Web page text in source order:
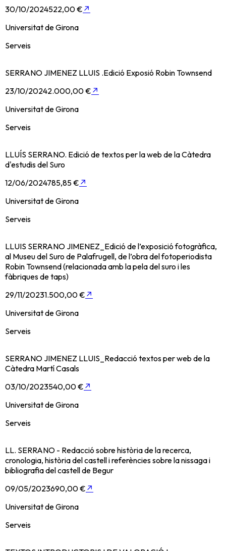
30/10/2024522,00 € ↗
Universitat de Girona
Serveis
SERRANO JIMENEZ LLUIS .Edició Exposió Robin Townsend
23/10/20242.000,00 € ↗
Universitat de Girona
Serveis
LLUÍS SERRANO. Edició de textos per la web de la Càtedra
d'estudis del Suro
12/06/2024785,85 € ↗
Universitat de Girona
Serveis
LLUIS SERRANO JIMENEZ_Edició de l’exposició fotogràfica,
al Museu del Suro de Palafrugell, de l’obra del fotoperiodista
Robin Townsend (relacionada amb la pela del suro i les
fàbriques de taps)
29/11/20231.500,00 € ↗
Universitat de Girona
Serveis
SERRANO JIMENEZ LLUIS_Redacció textos per web de la
Càtedra Martí Casals
03/10/2023540,00 € ↗
Universitat de Girona
Serveis
LL. SERRANO - Redacció sobre història de la recerca,
cronologia, història del castell i referències sobre la nissaga i
bibliografia del castell de Begur
09/05/2023690,00 € ↗
Universitat de Girona
Serveis